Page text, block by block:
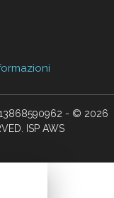
- © 2026
ISP AWS